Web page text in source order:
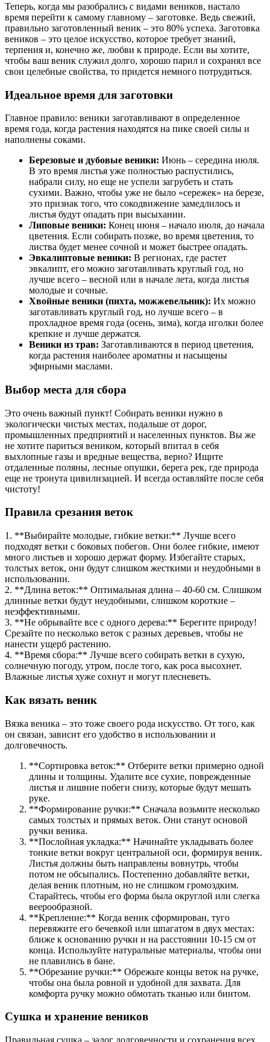
Теперь, когда мы разобрались с видами веников, настало
время перейти к самому главному – заготовке. Ведь свежий,
правильно заготовленный веник – это 80% успеха. Заготовка
веников – это целое искусство, которое требует знаний,
терпения и, конечно же, любви к природе. Если вы хотите,
чтобы ваш веник служил долго, хорошо парил и сохранял все
свои целебные свойства, то придется немного потрудиться.
Идеальное время для заготовки
Главное правило: веники заготавливают в определенное
время года, когда растения находятся на пике своей силы и
наполнены соками.
Березовые и дубовые веники: Июнь – середина июля.
В это время листья уже полностью распустились,
набрали силу, но еще не успели загрубеть и стать
сухими. Важно, чтобы уже не было «сережек» на березе,
это признак того, что сокодвижение замедлилось и
листья будут опадать при высыхании.
Липовые веники: Конец июня – начало июля, до начала
цветения. Если собирать позже, во время цветения, то
листва будет менее сочной и может быстрее опадать.
Эвкалиптовые веники: В регионах, где растет
эвкалипт, его можно заготавливать круглый год, но
лучше всего – весной или в начале лета, когда листья
молодые и сочные.
Хвойные веники (пихта, можжевельник): Их можно
заготавливать круглый год, но лучше всего – в
прохладное время года (осень, зима), когда иголки более
крепкие и лучше держатся.
Веники из трав: Заготавливаются в период цветения,
когда растения наиболее ароматны и насыщены
эфирными маслами.
Выбор места для сбора
Это очень важный пункт! Собирать веники нужно в
экологически чистых местах, подальше от дорог,
промышленных предприятий и населенных пунктов. Вы же
не хотите париться веником, который впитал в себя
выхлопные газы и вредные вещества, верно? Ищите
отдаленные поляны, лесные опушки, берега рек, где природа
еще не тронута цивилизацией. И всегда оставляйте после себя
чистоту!
Правила срезания веток
1. **Выбирайте молодые, гибкие ветки:** Лучше всего
подходят ветки с боковых побегов. Они более гибкие, имеют
много листьев и хорошо держат форму. Избегайте старых,
толстых веток, они будут слишком жесткими и неудобными в
использовании.
2. **Длина веток:** Оптимальная длина – 40-60 см. Слишком
длинные ветки будут неудобными, слишком короткие –
неэффективными.
3. **Не обрывайте все с одного дерева:** Берегите природу!
Срезайте по несколько веток с разных деревьев, чтобы не
нанести ущерб растению.
4. **Время сбора:** Лучше всего собирать ветки в сухую,
солнечную погоду, утром, после того, как роса высохнет.
Влажные листья хуже сохнут и могут плесневеть.
Как вязать веник
Вязка веника – это тоже своего рода искусство. От того, как
он связан, зависит его удобство в использовании и
долговечность.
**Сортировка веток:** Отберите ветки примерно одной
длины и толщины. Удалите все сухие, поврежденные
листья и лишние побеги снизу, которые будут мешать
руке.
**Формирование ручки:** Сначала возьмите несколько
самых толстых и прямых веток. Они станут основой
ручки веника.
**Послойная укладка:** Начинайте укладывать более
тонкие ветки вокруг центральной оси, формируя веник.
Листья должны быть направлены вовнутрь, чтобы
потом не обсыпались. Постепенно добавляйте ветки,
делая веник плотным, но не слишком громоздким.
Старайтесь, чтобы его форма была округлой или слегка
веерообразной.
**Крепление:** Когда веник сформирован, туго
перевяжите его бечевкой или шпагатом в двух местах:
ближе к основанию ручки и на расстоянии 10-15 см от
конца. Используйте натуральные материалы, чтобы они
не плавились в бане.
**Обрезание ручки:** Обрежьте концы веток на ручке,
чтобы она была ровной и удобной для захвата. Для
комфорта ручку можно обмотать тканью или бинтом.
Сушка и хранение веников
Правильная сушка – залог долговечности и сохранения всех